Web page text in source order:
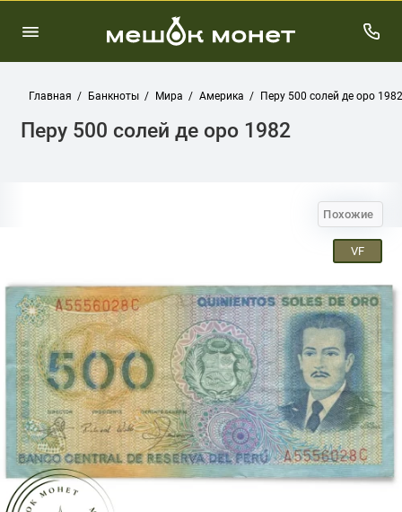
Главная Банкноты Мира Америка Перу 500 солей де оро 1982
Перу 500 солей де оро 1982
Похожие
VF